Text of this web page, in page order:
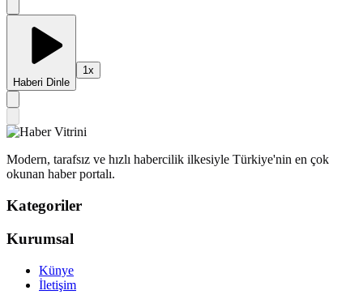
Haberi Dinle
1x
Modern, tarafsız ve hızlı habercilik ilkesiyle Türkiye'nin en çok
okunan haber portalı.
Kategoriler
Kurumsal
Künye
İletişim